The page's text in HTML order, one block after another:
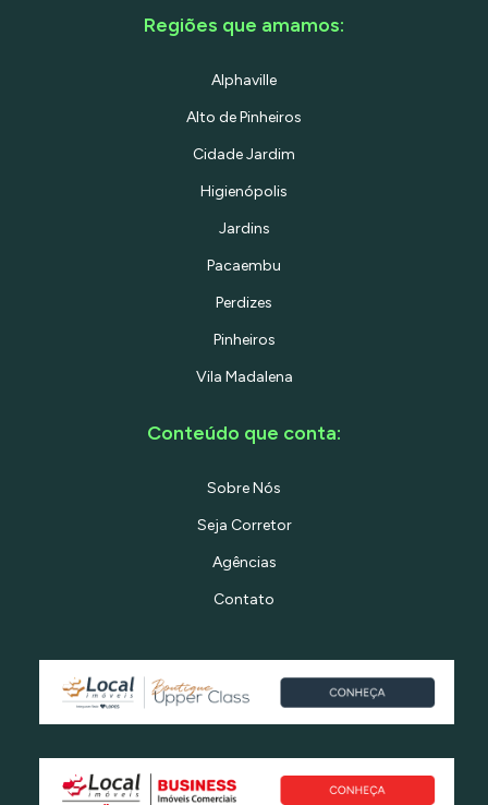
Regiões que amamos:
Alphaville
Alto de Pinheiros
Cidade Jardim
Higienópolis
Jardins
Pacaembu
Perdizes
Pinheiros
Vila Madalena
Conteúdo que conta:
Sobre Nós
Seja Corretor
Agências
Contato